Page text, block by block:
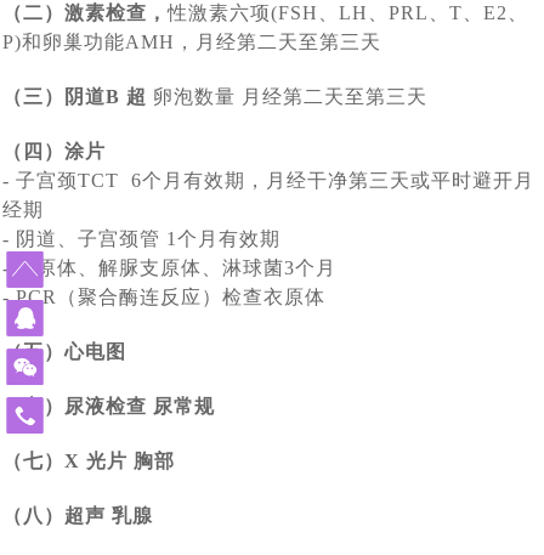
管婴儿或能省不少钱 [2023-12-11]
赴俄罗斯试管婴儿助孕的女性群体启动互帮模式：你帮我
签署医学领域合作意向书 [2023-11-02]
2023年11月10日正式落实中哈免签政策，为中国有赴海
外试管婴儿助孕需求的朋友带来福音
43年杨女士今天进入试管婴儿周期，出现下腹部中度疼痛
的现象，生殖医生介绍说正常现象 [2023-10-09]
43年北京职场达人执着生育，带着父母一家三口二次赴俄
罗斯试管婴儿促排，开启单身求子之旅
中国单身女性赴俄罗斯做试管婴儿单身求子：可以不要老
公，孩子得要一个 [2023-09-06]
做试管婴儿给我们带来了什么?45岁失独妈妈做俄罗斯试
管婴儿终好孕 [2023-07-12]
从千分之五到79.3%的活产率，俄罗斯第三代试管婴儿科
技助力实现双胞胎梦想
我国已有100多万个“失独”家庭，俄罗斯代孕与试管婴儿合
力助孕生子抚慰失独之家
格鲁吉亚格鲁吉亚总理提出禁止给外国人代孕，试管婴儿
技术备受关注 [2023-06-21]
北京姚女士夫妇带父赴俄罗斯做试管婴儿，一起见证解冻
3年前冻卵，冻卵16颗，解冻15颗，成功配成12颗
2023全球生育率均趋持续下跌态势，新的生育方式崛起
北京31岁男子赴莫斯科做试管婴儿考察，俄罗斯代孕助孕
（二）激素检查，性激素六项(FSH、LH、PRL、T、E2、
P)和卵巢功能AMH，月经第二天至第三天
（三）阴道B 超 卵泡数量 月经第二天至第三天
（四）涂片
- 子宫颈TCT 6个月有效期，月经干净第三天或平时避开月
经期
- 阴道、子宫颈管 1个月有效期
- 支原体、解脲支原体、淋球菌3个月
-PCR （聚合酶连反应）检查衣原体
（五）心电图
（六）尿液检查 尿常规
（七）X 光片 胸部
（八）超声 乳腺
费
线